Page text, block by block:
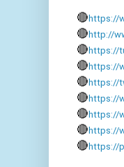
🔴https://
🔴http://
🔴https://
🔴https://
🔴https://
🔴https://
🔴https://
🔴https://
🔴https://